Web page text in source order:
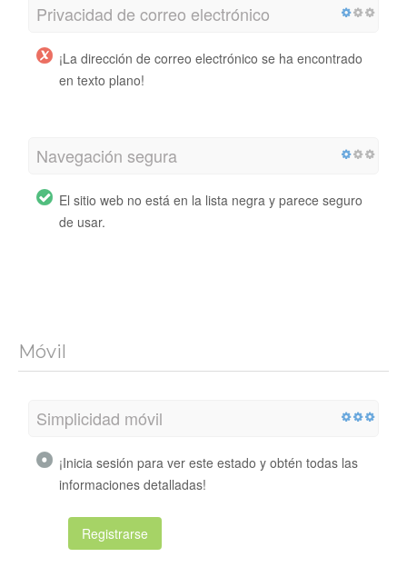
Privacidad de correo electrónico
¡La dirección de correo electrónico se ha encontrado
en texto plano!
Navegación segura
El sitio web no está en la lista negra y parece seguro
de usar.
Móvil
Simplicidad móvil
¡Inicia sesión para ver este estado y obtén todas las
informaciones detalladas!
Registrarse